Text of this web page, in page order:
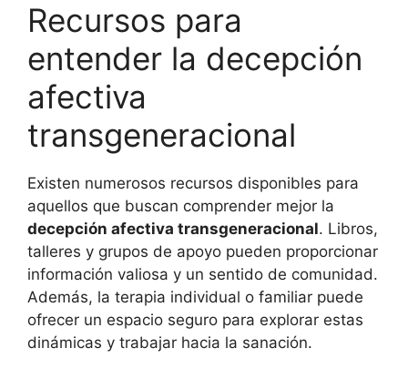
Recursos para
entender la decepción
afectiva
transgeneracional
Existen numerosos recursos disponibles para
aquellos que buscan comprender mejor la
decepción afectiva transgeneracional. Libros,
talleres y grupos de apoyo pueden proporcionar
información valiosa y un sentido de comunidad.
Además, la terapia individual o familiar puede
ofrecer un espacio seguro para explorar estas
dinámicas y trabajar hacia la sanación.